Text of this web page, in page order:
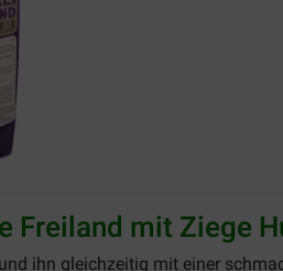
Freiland mit Ziege
ihn gleichzeitig mit einer